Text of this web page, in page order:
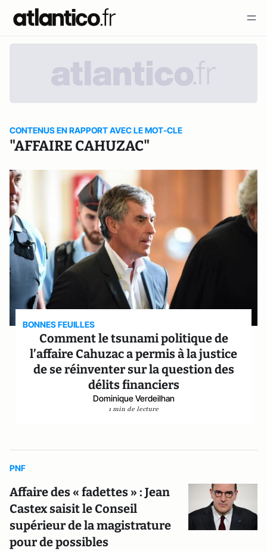
CONTENUS EN RAPPORT AVEC LE MOT-CLE
"AFFAIRE CAHUZAC"
BONNES FEUILLES
Comment le tsunami politique de
l’affaire Cahuzac a permis à la justice
de se réinventer sur la question des
délits financiers
Dominique Verdeilhan
1 min de lecture
PNF
Affaire des « fadettes » : Jean
Castex saisit le Conseil
supérieur de la magistrature
pour de possibles